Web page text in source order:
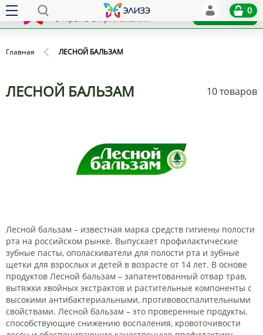
x
Открыть в приложении
Установить
0
Главная ЛЕСНОЙ БАЛЬЗАМ
ЛЕСНОЙ БАЛЬЗАМ 10 товаров
Лесной бальзам – известная марка средств гигиены полости
рта на российском рынке. Выпускает профилактические
зубные пасты, ополаскиватели для полости рта и зубные
щетки для взрослых и детей в возрасте от 14 лет. В основе
продуктов Лесной бальзам – запатентованный отвар трав,
вытяжки хвойных экстрактов и растительные компоненты с
высокими антибактериальными, противовоспалительными
свойствами. Лесной бальзам – это проверенные продукты,
способствующие снижению воспаления, кровоточивости